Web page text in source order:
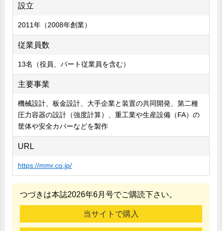
設立
2011年（2008年創業）
従業員数
13名（役員、パート従業員を含む）
主要事業
機械設計、板金設計、大手企業と装置の共同開発、第二種
圧力容器の設計（強度計算）、重工業や生産設備（FA）の
筐体や安全カバーなどを製作
URL
https://mmr.co.jp/
つづきは本誌2026年6月号でご購読下さい。
当サイトで購入